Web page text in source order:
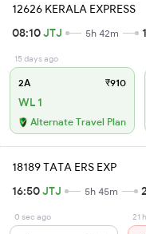
12626 KERALA EXPRESS
08:10JTJ 5h 42m
15 days ago
2A ₹910
WL 1
Alternate Travel Plan
18189 TATA ERS EXP
16:50JTJ 5h 45m
0 sec ago 21